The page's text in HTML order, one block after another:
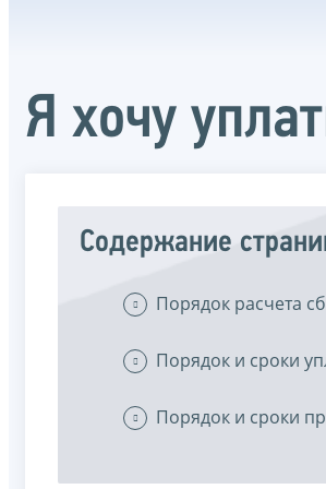
Я хочу
Содержание
Порядок расчета
Порядок и сроки
Порядок и сроки